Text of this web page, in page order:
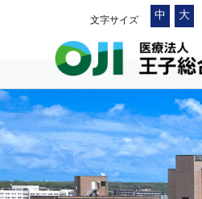
文字サイズ 中 大